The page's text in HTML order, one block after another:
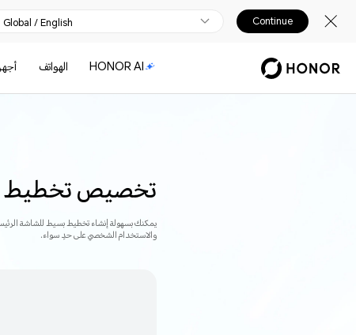
Global / English Continue
HONOR AI الهواتف
تخصيص تخطيط
يمكنك بسهولة إنشاء تخطيط بسيط للشاشة
والاستخدام الشخصي على حدٍ سواء.